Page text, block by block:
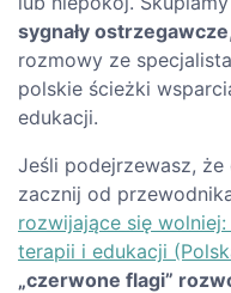
sygnały ostrzegawcze
rozmowy ze
polskie ścieżki
edukacji.
Jeśli podejrzewasz,
zacznij od
rozwijające się
terapii i edukacji
„czerwone flagi”